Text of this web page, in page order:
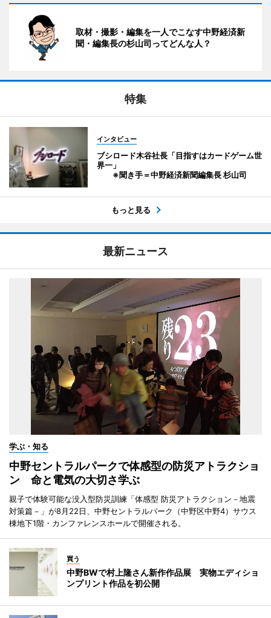
取材・撮影・編集を一人でこなす中野経済新
聞・編集長の杉山司ってどんな人？
特集
インタビュー
ブシロード木谷社長「目指すはカードゲーム世
界一」
※聞き手＝中野経済新聞編集長 杉山司
もっと見る
最新ニュース
学ぶ・知る
中野セントラルパークで体感型の防災アトラクショ
ン 命と電気の大切さ学ぶ
親子で体験可能な没入型防災訓練「体感型 防災アトラクション－地震
対策篇－」が8月22日、中野セントラルパーク（中野区中野4）サウス
棟地下1階・カンファレンスホールで開催される。
買う
中野BWで村上隆さん新作作品展 実物エディショ
ンプリント作品を初公開